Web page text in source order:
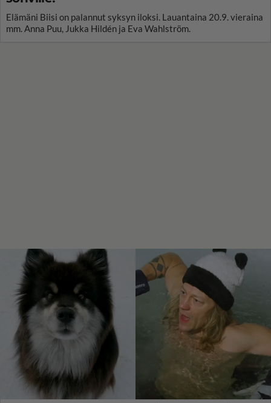
Elämäni Biisi on palannut syksyn iloksi. Lauantaina 20.9. vieraina
mm. Anna Puu, Jukka Hildén ja Eva Wahlström.